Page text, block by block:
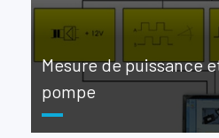
Mesure de puissance
pompe